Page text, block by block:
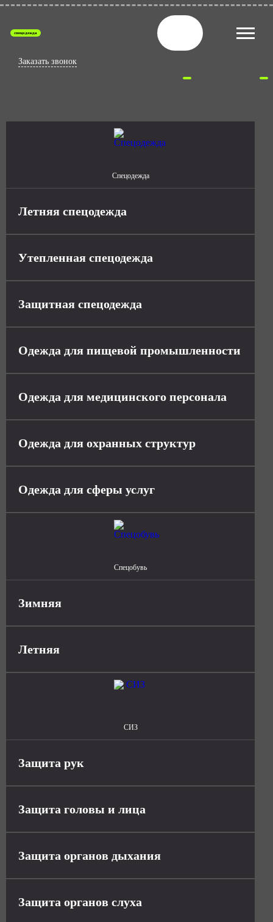
спецодежда
Заказать звонок
Спецодежда
Летняя спецодежда
Утепленная спецодежда
Защитная спецодежда
Одежда для пищевой промышленности
Одежда для медицинского персонала
Одежда для охранных структур
Одежда для сферы услуг
Спецобувь
Зимняя
Летняя
СИЗ
Защита рук
Защита головы и лица
Защита органов дыхания
Защита органов слуха